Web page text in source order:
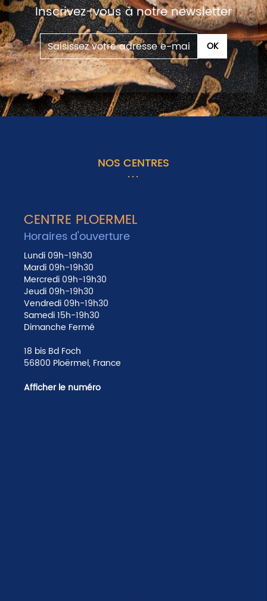
Inscrivez-vous à notre newsletter
NOS CENTRES
CENTRE PLOERMEL
Horaires d'ouverture
Lundi 09h-19h30
Mardi 09h-19h30
Mercredi 09h-19h30
Jeudi 09h-19h30
Vendredi 09h-19h30
Samedi 15h-19h30
Dimanche Fermé
18 bis Bd Foch
56800 Ploërmel, France
Afficher le numéro